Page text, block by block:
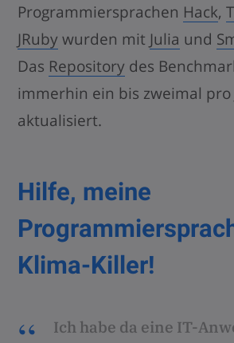
Programmiersprachen Hack,
JRuby wurden mit Julia und
Das Repository des
immerhin ein bis zweimal pro
aktualisiert.
Hilfe, meine
Klima-Killer!
Ich habe da eine IT-